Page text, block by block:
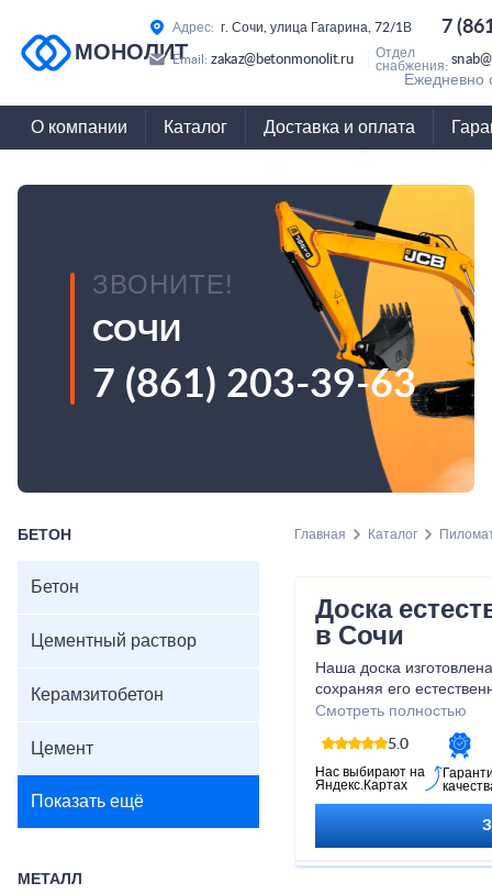
МОНОЛИТ
Адрес: г. Сочи, улица Гагарина, 72/1В 7
Email: zakaz@betonmonolit.ru
Отдел
снабжения:
Ежедневно
О компании Каталог Доставка и оплата
ЗВОНИТЕ!
СОЧИ
7 (861) 203-39-63
БЕТОН
Бетон
Цементный раствор
Керамзитобетон
Цемент
Показать ещё
МЕТАЛЛ
Главная Каталог
Доска
в Сочи
Наша доска
сохраняя его
красоту. Она не только
интерьер, но и
Будьте уверены, что
естественной
качественный товар,
Смотреть полностью
5.0
Нас выбирают на
Яндекс.Картах